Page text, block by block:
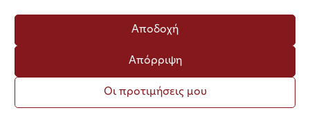
Αποδοχή
Απόρριψη
Οι προτιμήσεις μου